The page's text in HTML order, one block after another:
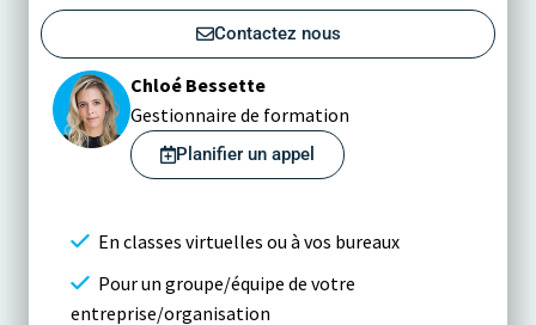
Contactez nous
Chloé Bessette
Gestionnaire de formation
Planifier un appel
En classes virtuelles ou à vos bureaux
Pour un groupe/équipe de votre
entreprise/organisation